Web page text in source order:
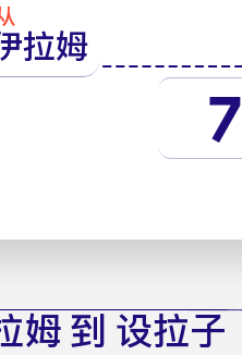
拉姆
7
姆 到 设拉子